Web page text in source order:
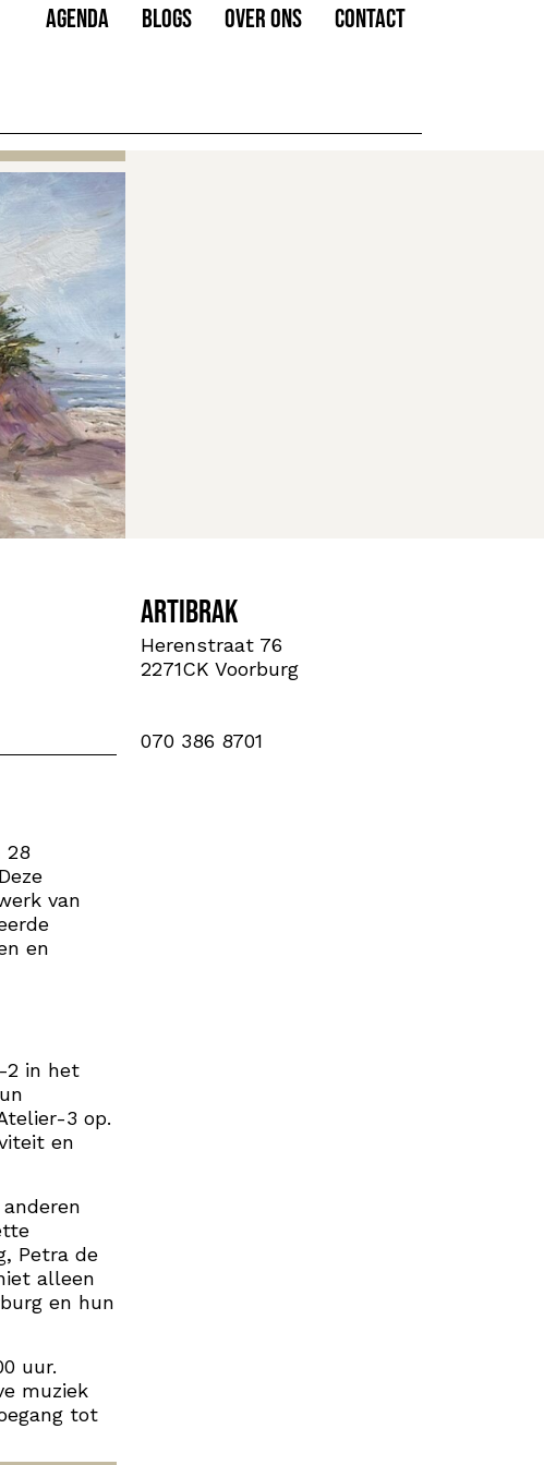
AGENDA BLOGS OVER ONS CONTACT
28
van
en
2 in het
3 op.
en
Petra de
alleen
en hun
uur.
muziek
tot
ArtiBrak
Herenstraat 76
2271CK Voorburg
070 386 8701